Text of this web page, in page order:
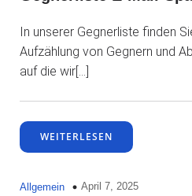
In unserer Gegnerliste finden
Aufzählung von Gegnern und
auf die wir[…]
WEITERLESEN
Allgemein April 7, 2025